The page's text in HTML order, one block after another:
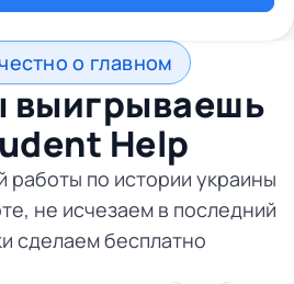
о главном
выигрываешь
Help
работы по истории украины
не исчезаем в последний
сделаем бесплатно